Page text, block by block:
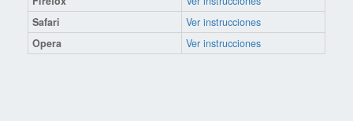
Safari
Ver instrucciones
Opera
Ver instrucciones